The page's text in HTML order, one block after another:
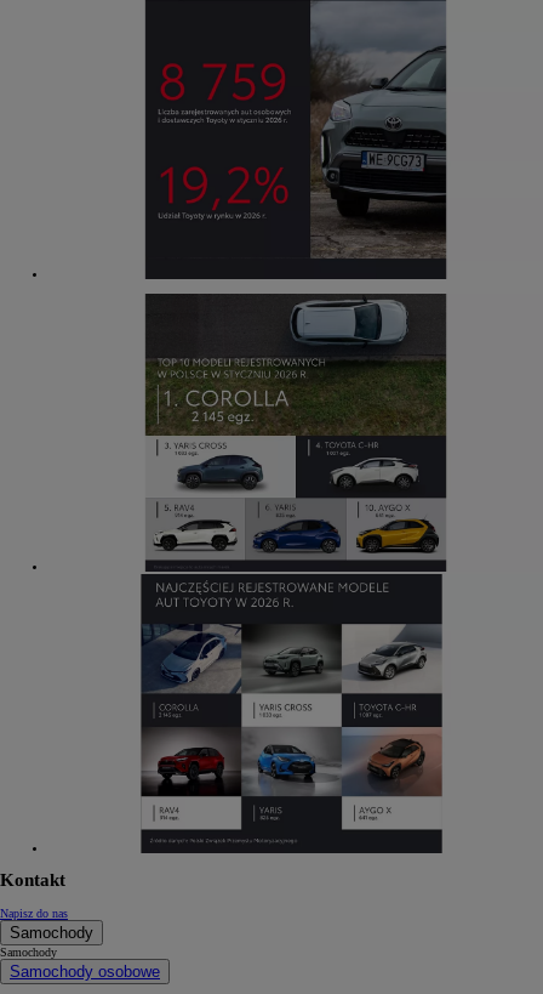
Kontakt
Napisz do nas
Samochody
Samochody
Samochody osobowe